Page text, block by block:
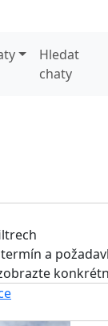
Hledat
chaty
a